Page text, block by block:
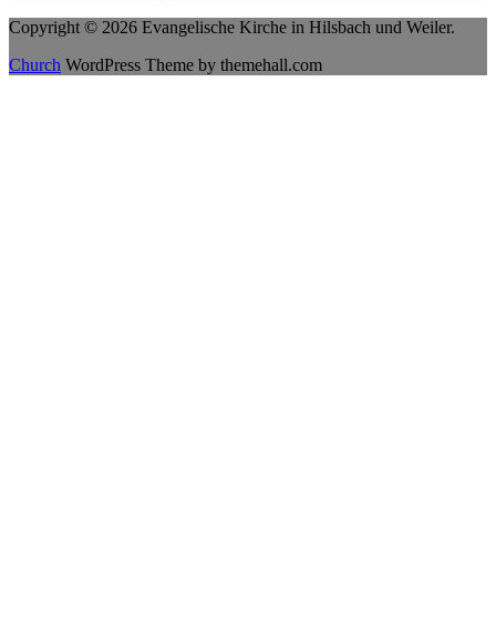
Copyright © 2026 Evangelische Kirche in Hilsbach und Weiler.
Church WordPress Theme by themehall.com